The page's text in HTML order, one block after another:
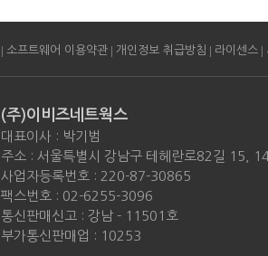
| 소프트웨어 이용약관 | 개인정보 취급방침 | 라이센스 |
(주)이비즈네트웍스
대표이사 : 박기범
주소 : 서울특별시 강남구 테헤란로82길 15,
사업자등록번호 : 220-87-30865
팩스번호 : 02-6255-3096
통신판매신고 : 강남 - 11501호
부가통신판매업 : 10253